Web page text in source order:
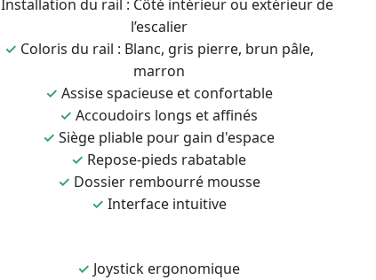
Installation du rail : Côté intérieur ou extérieur de
l’escalier
✓ Coloris du rail : Blanc, gris pierre, brun pâle,
marron
✓ Assise spacieuse et confortable
✓ Accoudoirs longs et affinés
✓ Siège pliable pour gain d'espace
✓ Repose-pieds rabatable
✓ Dossier rembourré mousse
✓ Interface intuitive
✓ Joystick ergonomique